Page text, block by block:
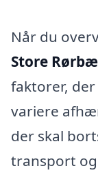
Når du
Store
faktorer,
variere
der skal
transport